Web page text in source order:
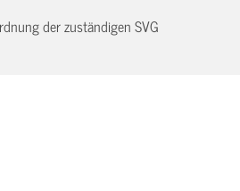
der zuständigen SVG